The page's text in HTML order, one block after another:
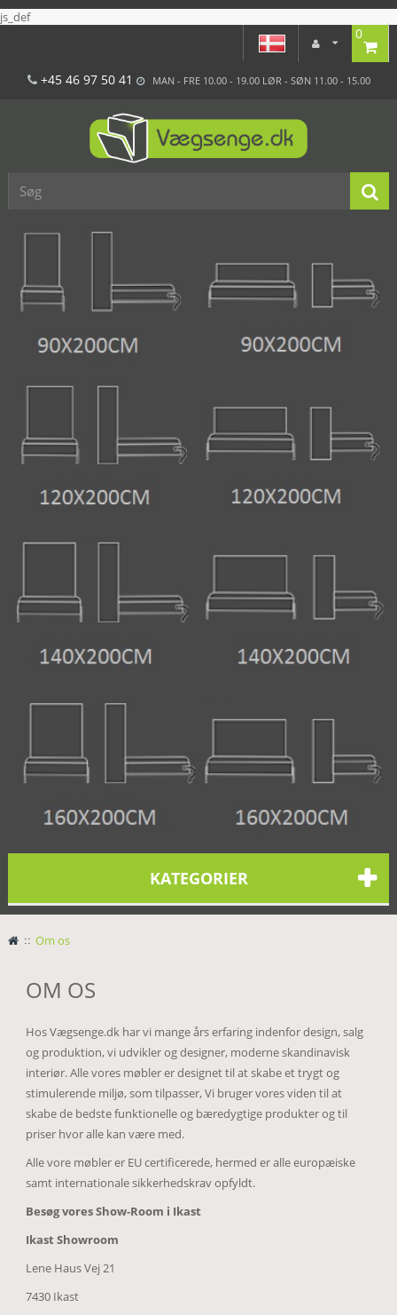
js_def
0
+45 46 97 50 41 MAN - FRE 10.00 - 19.00 LØR - SØN 11.00 - 15.00
KATEGORIER
> Om os
OM OS
Hos Vægsenge.dk har vi mange års erfaring indenfor design, salg
og produktion, vi udvikler og designer, moderne skandinavisk
interiør. Alle vores møbler er designet til at skabe et trygt og
stimulerende miljø, som tilpasser, Vi bruger vores viden til at
skabe de bedste funktionelle og bæredygtige produkter og til
priser hvor alle kan være med.
Alle vore møbler er EU certificerede, hermed er alle europæiske
samt internationale sikkerhedskrav opfyldt.
Besøg vores Show-Room i Ikast
Ikast Showroom
Lene Haus Vej 21
7430 Ikast